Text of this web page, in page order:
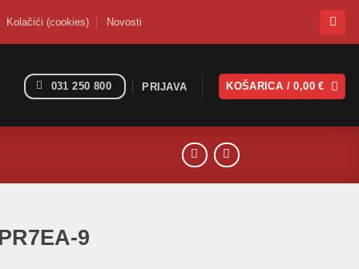
Kolačići (cookies) Novosti
031 250 800 PRIJAVA KOŠARICA /0,00€
9